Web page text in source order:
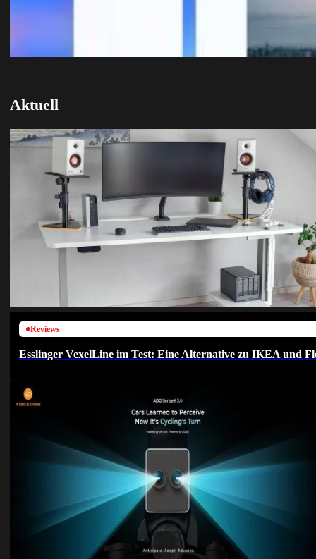
Aktuell
Reviews
Esslinger VexelLine im Test: Eine Alternative zu IKEA und